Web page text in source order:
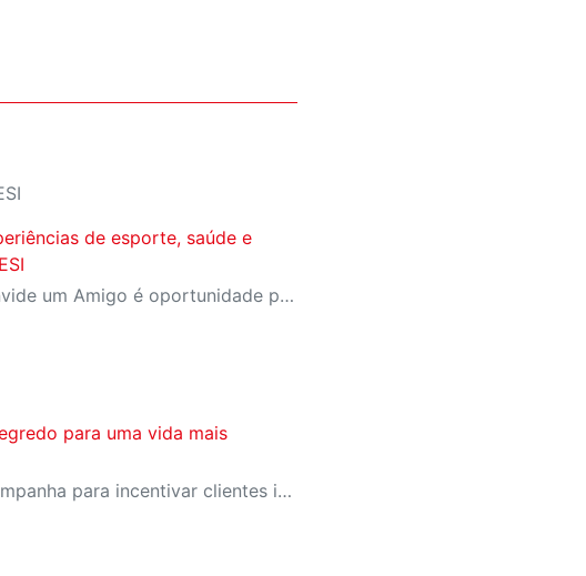
de esporte, saúde e
A campanha Convide um Amigo é oportunidade para reunir amigos para aproveitar juntos toda estrutura da unidade SESI-SP mais próxima. Os benefícios para clientes e convidados estão no regulamento.
para uma vida mais
SESI-SP lança campanha para incentivar clientes inativos a retomarem a prática de atividades físicas, esporte e lazer com benefícios exclusivos